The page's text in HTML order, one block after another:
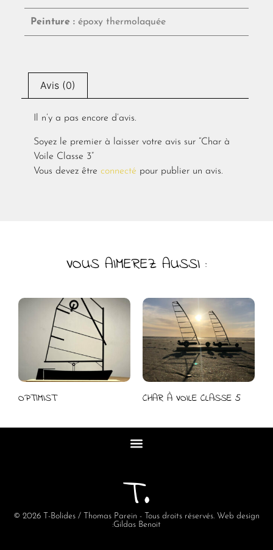
Peinture : époxy thermolaquée
Avis (0)
Il n’y a pas encore d’avis.
Soyez le premier à laisser votre avis sur “Char à
Voile Classe 3”
Vous devez être connecté pour publier un avis.
VOUS AIMEREZ AUSSI :
OPTIMIST CHAR À VOILE CLASSE 5
T.
© 2026 T-Bolides / Thomas Parein - Tous droits réservés. Web design
:Gildas Benoit